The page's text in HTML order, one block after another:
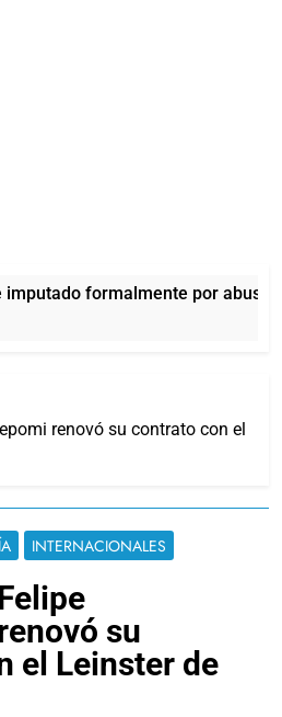
formalmente por abuso
renovó su contrato con el
INTERNACIONALES
su
el Leinster de